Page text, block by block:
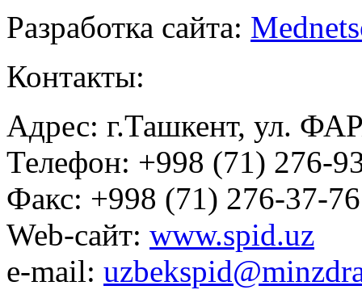
Разработка сайта:
Контакты:
Адрес: г.Ташкент, ул.
Телефон: +998 (71) 276-
Факс: +998 (71) 276-37-76
Web-сайт: www.spid.uz
e-mail: